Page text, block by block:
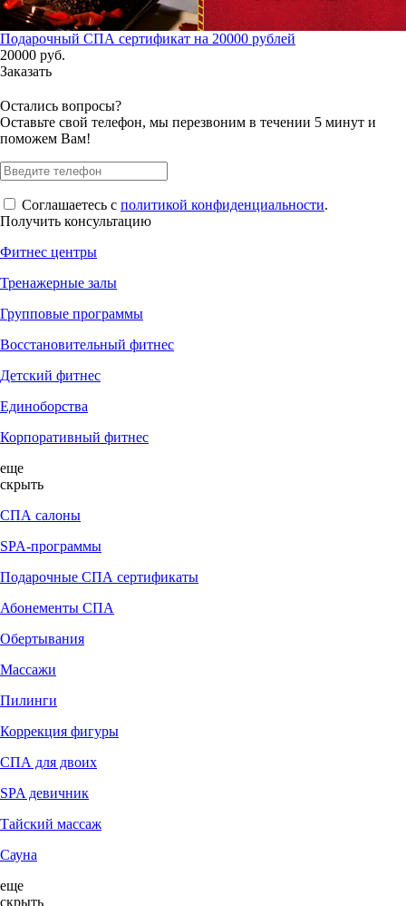
Подарочный СПА сертификат на 20000 рублей
20000 руб.
Заказать
Остались вопросы?
Оставьте свой телефон, мы перезвоним в течении 5 минут и
поможем Вам!
Соглашаетесь с политикой конфиденциальности.
Получить консультацию
Фитнес центры
Тренажерные залы
Групповые программы
Восстановительный фитнес
Детский фитнес
Единоборства
Корпоративный фитнес
еще
скрыть
СПА салоны
SPA-программы
Подарочные СПА сертификаты
Абонементы СПА
Обертывания
Массажи
Пилинги
Коррекция фигуры
СПА для двоих
SPA девичник
Тайский массаж
Сауна
еще
скрыть